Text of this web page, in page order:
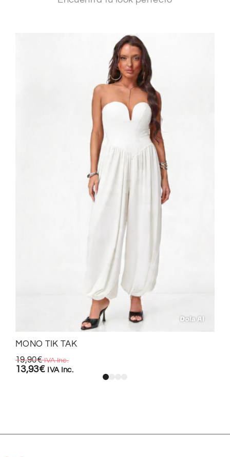
MONO TIK TAK
19,90€ IVA Inc.
13,93€ IVA Inc.